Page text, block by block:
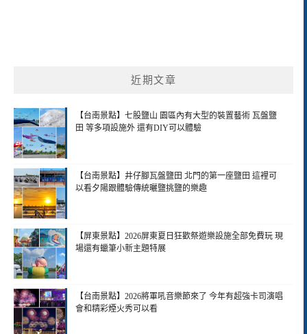
近期文章
【台南景點】七股鹽山 園區內有大型的裝置藝術 瓦盤鹽
田 等多項設施外 還有DIY可以體驗
【台南景點】井仔腳瓦盤鹽田 北門的第一座鹽田 這裡可
以看夕陽跟體驗傳統曬鹽挑鹽的樂趣
【屏東景點】2026屏東夏日狂歡祭遊樂設施全部免費玩 現
場還有蠟筆小新主題特展
【台南景點】2026將軍吼音樂節來了 今年有超強卡司演唱
會和精彩煙火秀可以看